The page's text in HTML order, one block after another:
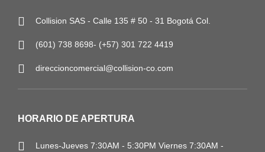
Collision SAS - Calle 135 # 50 - 31 Bogotá Col.
(601) 738 8698- (+57) 301 722 4419
direccioncomercial@collision-co.com
HORARIO DE APERTURA
Lunes-Jueves 7:30AM - 5:30PM Viernes 7:30AM -